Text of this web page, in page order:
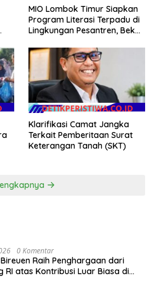
MIO Lombok Timur Siapkan
Program Literasi Terpadu di
Lingkungan Pesantren, Bekali
Klarifikasi Camat Jangka
Terkait Pemberitaan Surat
Keterangan Tanah (SKT)
0 Komentar
Raih Penghargaan dari
RI atas Kontribusi Luar Biasa di